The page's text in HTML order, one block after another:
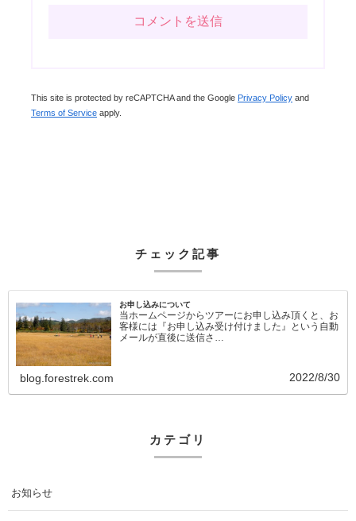
This site is protected by reCAPTCHA and the Google Privacy Policy and
Terms of Service apply.
チェック記事
お申し込みについて
当ホームページからツアーにお申し込み頂くと、お
客様には『お申し込み受け付けました』という自動
メールが直後に送信さ…
blog.forestrek.com 2022/8/30
カテゴリ
お知らせ